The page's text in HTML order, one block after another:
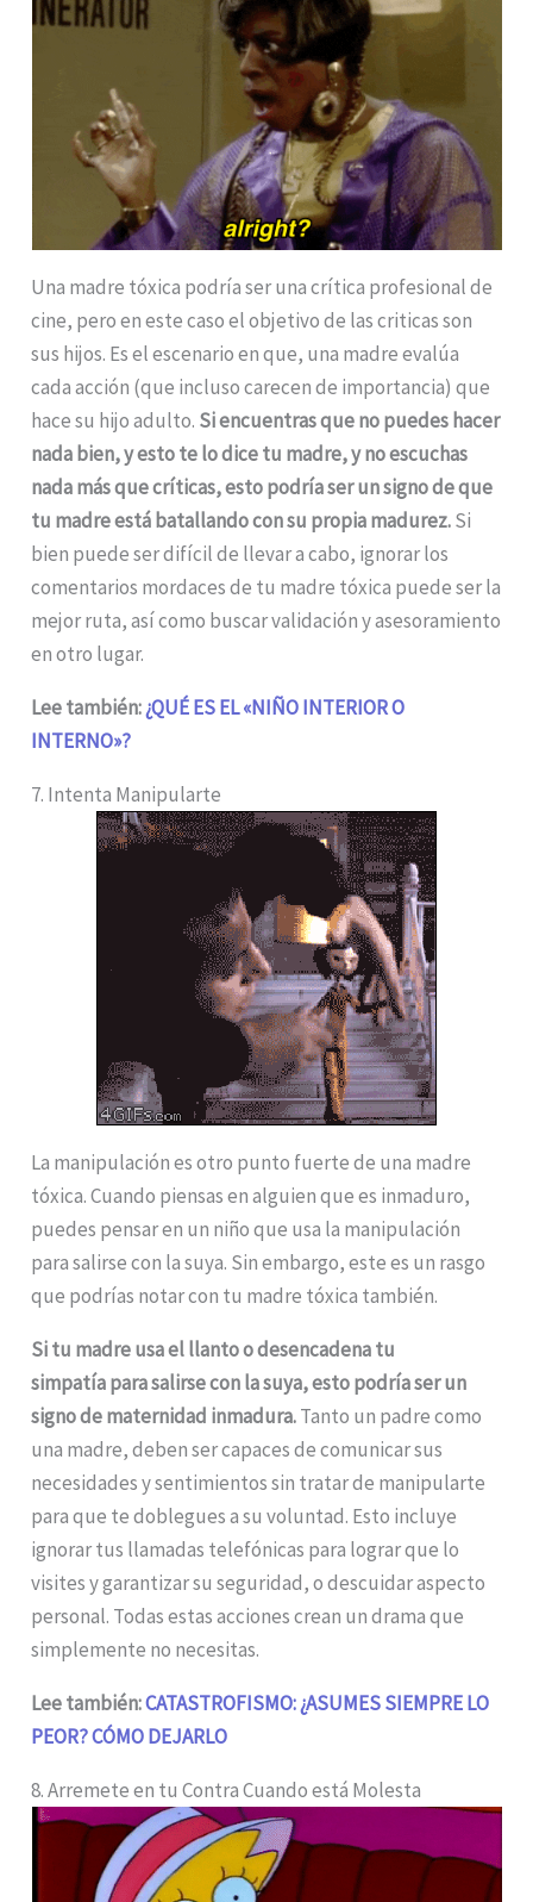
Una madre tóxica podría ser una crítica profesional de
cine, pero en este caso el objetivo de las criticas son
sus hijos. Es el escenario en que, una madre evalúa
cada acción (que incluso carecen de importancia) que
hace su hijo adulto. Si encuentras que no puedes hacer
nada bien, y esto te lo dice tu madre, y no escuchas
nada más que críticas, esto podría ser un signo de que
tu madre está batallando con su propia madurez.Si
bien puede ser difícil de llevar a cabo, ignorar los
comentarios mordaces de tu madre tóxica puede ser la
mejor ruta, así como buscar validación y asesoramiento
en otro lugar.
Lee también:¿QUÉ ES EL «NIÑO INTERIOR O
INTERNO»?
7. Intenta Manipularte
La manipulación es otro punto fuerte de una madre
tóxica. Cuando piensas en alguien que es inmaduro,
puedes pensar en un niño que usa la manipulación
para salirse con la suya. Sin embargo, este es un rasgo
que podrías notar con tu madre tóxica también.
Si tu madre usa el llanto o desencadena tu
simpatía para salirse con la suya, esto podría ser un
signo de maternidad inmadura.Tanto un padre como
una madre, deben ser capaces de comunicar sus
necesidades y sentimientos sin tratar de manipularte
para que te doblegues a su voluntad. Esto incluye
ignorar tus llamadas telefónicas para lograr que lo
visites y garantizar su seguridad, o descuidar aspecto
personal. Todas estas acciones crean un drama que
simplemente no necesitas.
Lee también:CATASTROFISMO: ¿ASUMES SIEMPRE LO
PEOR? CÓMO DEJARLO
8. Arremete en tu Contra Cuando está Molesta